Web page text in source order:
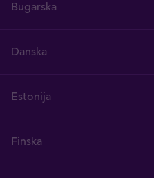
Bugarska
Danska
Estonija
Finska